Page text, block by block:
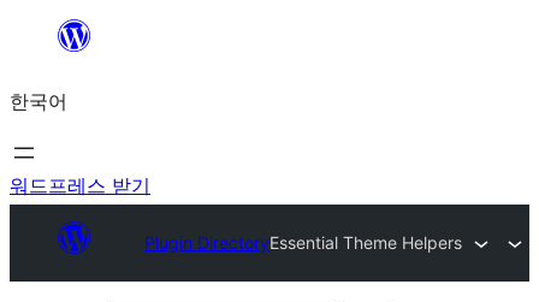
츠
로
바
기
한국어
워드프레스 받기
Plugin DirectoryEssential Theme Helpers